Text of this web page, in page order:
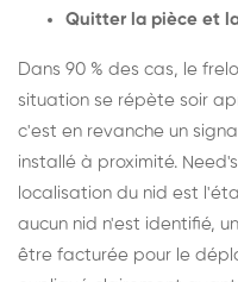
Quitter la pièce et
Dans 90 % des cas, le
situation se répète soir
c'est en revanche un
installé à proximité.
localisation du nid est
aucun nid n'est identifié,
être facturée pour le